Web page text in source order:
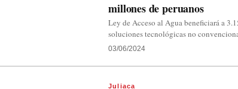
millones de peruanos
Ley de Acceso al Agua beneficiará a
soluciones tecnológicas no
03/06/2024
Juliaca